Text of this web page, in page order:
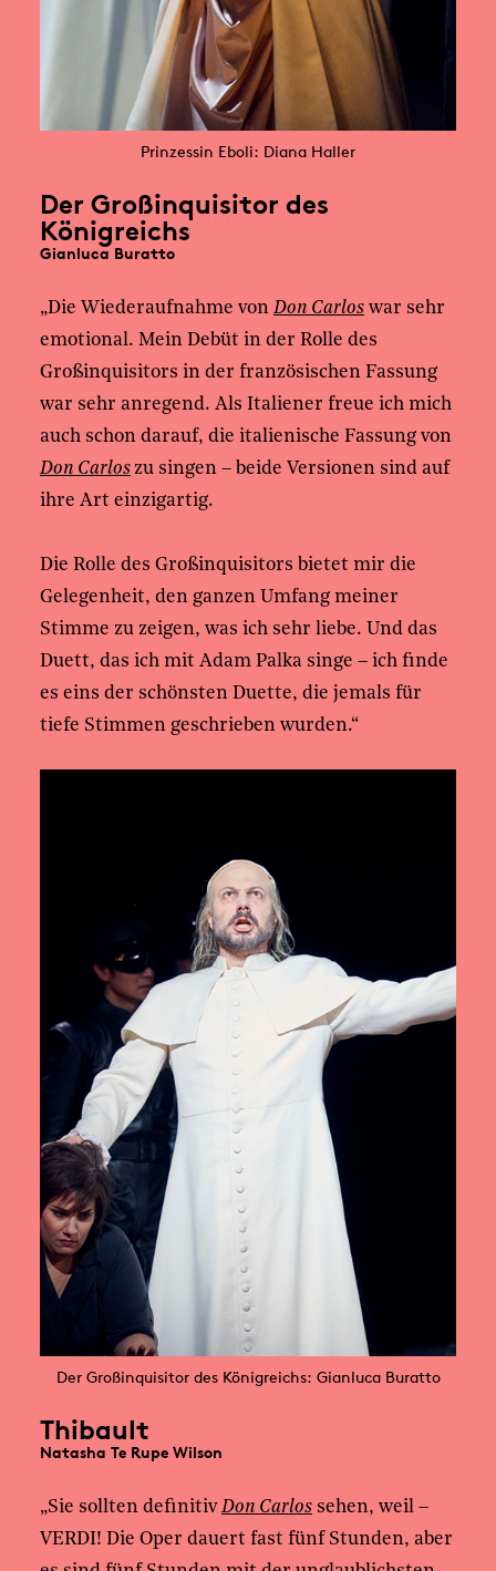
Prinzessin Eboli: Diana Haller
Der Großinquisitor des
Königreichs
Gianluca Buratto
„Die Wiederaufnahme von Don Carlos war sehr
emotional. Mein Debüt in der Rolle des
Großinquisitors in der französischen Fassung
war sehr anregend. Als Italiener freue ich mich
auch schon darauf, die italienische Fassung von
Don Carloszu singen – beide Versionen sind auf
ihre Art einzigartig.
Die Rolle des Großinquisitors bietet mir die
Gelegenheit, den ganzen Umfang meiner
Stimme zu zeigen, was ich sehr liebe. Und das
Duett, das ich mit Adam Palka singe – ich finde
es eins der schönsten Duette, die jemals für
tiefe Stimmen geschrieben wurden.“
Der Großinquisitor des Königreichs: Gianluca Buratto
Thibault
Natasha Te Rupe Wilson
„Sie sollten definitivDon Carlos sehen, weil –
VERDI! Die Oper dauert fast fünf Stunden, aber